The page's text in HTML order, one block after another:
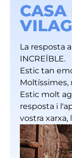
CASA
La resposta
INCREÏBLE.
Estic tan
Moltíssimes,
Estic molt
resposta i
vostra xarxa,